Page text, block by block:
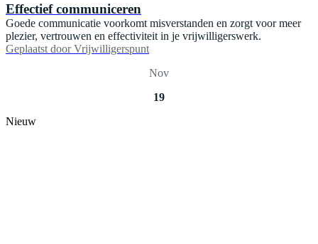
Effectief communiceren
Goede communicatie voorkomt misverstanden en zorgt voor meer
plezier, vertrouwen en effectiviteit in je vrijwilligerswerk.
Geplaatst door Vrijwilligerspunt
Nov
19
Nieuw